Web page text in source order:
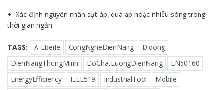
+ Xác định nguyên nhân sụt áp, quá áp hoặc nhiễu sóng trong
thời gian ngắn.
TAGS: A-Eberle CongNgheDienNang
Didong
DienNangThongMinh
DoChatLuongDienNang
EN50160
EnergyEfficiency
IEEE519 IndustrialTool
Mobile